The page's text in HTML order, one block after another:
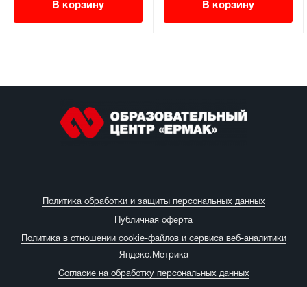
В корзину В корзину
Политика обработки и защиты персональных данных
Публичная оферта
Политика в отношении cookie-файлов и сервиса веб-аналитики
Яндекс.Метрика
Согласие на обработку персональных данных